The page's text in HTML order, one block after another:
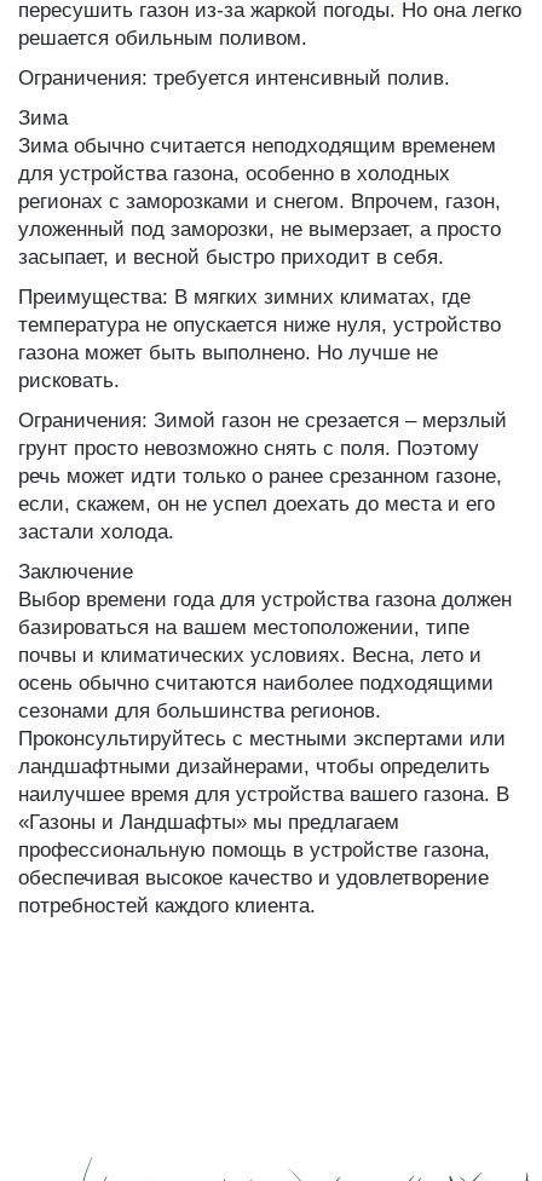
пересушить газон из-за жаркой погоды. Но она легко
решается обильным поливом.
Ограничения: требуется интенсивный полив.
Зима
Зима обычно считается неподходящим временем
для устройства газона, особенно в холодных
регионах с заморозками и снегом. Впрочем, газон,
уложенный под заморозки, не вымерзает, а просто
засыпает, и весной быстро приходит в себя.
Преимущества: В мягких зимних климатах, где
температура не опускается ниже нуля, устройство
газона может быть выполнено. Но лучше не
рисковать.
Ограничения: Зимой газон не срезается – мерзлый
грунт просто невозможно снять с поля. Поэтому
речь может идти только о ранее срезанном газоне,
если, скажем, он не успел доехать до места и его
застали холода.
Заключение
Выбор времени года для устройства газона должен
базироваться на вашем местоположении, типе
почвы и климатических условиях. Весна, лето и
осень обычно считаются наиболее подходящими
сезонами для большинства регионов.
Проконсультируйтесь с местными экспертами или
ландшафтными дизайнерами, чтобы определить
наилучшее время для устройства вашего газона. В
«Газоны и Ландшафты» мы предлагаем
профессиональную помощь в устройстве газона,
обеспечивая высокое качество и удовлетворение
потребностей каждого клиента.